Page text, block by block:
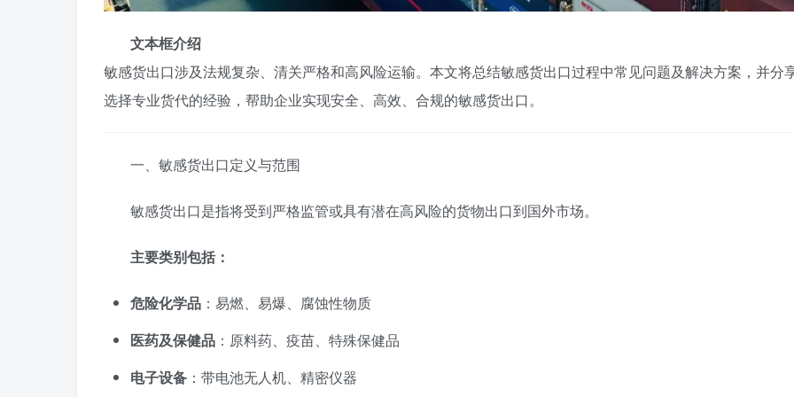
文本框介绍
敏感货出口涉及法规复杂、清关严格和高风险运输。本文将总结敏感货出口过程中常见问题及解决方案，并分
选择专业货代的经验，帮助企业实现安全、高效、合规的敏感货出口。
一、敏感货出口定义与范围
敏感货出口是指将受到严格监管或具有潜在高风险的货物出口到国外市场。
主要类别包括：
危险化学品 ：易燃、易爆、腐蚀性物质
医药及保健品 ：原料药、疫苗、特殊保健品
电子设备 ：带电池无人机、精密仪器